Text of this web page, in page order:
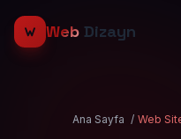
Web Dizayn
Ana Sayfa / Web